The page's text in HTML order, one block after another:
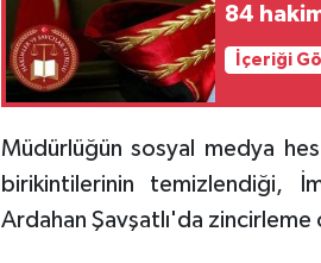
84
İçeriği
Müdürlüğün sosyal medya
birikintilerinin temizlendiği,
Ardahan Şavşatlı'da zincirleme